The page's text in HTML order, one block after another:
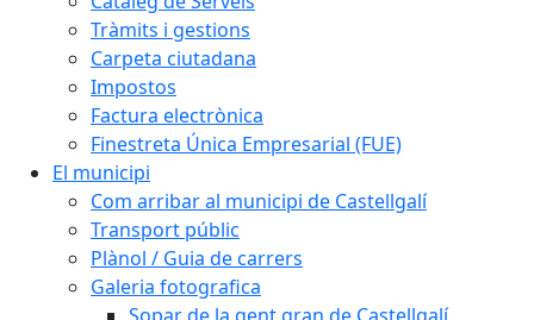
Tràmits i gestions
Carpeta ciutadana
Impostos
Factura electrònica
Finestreta Única Empresarial (FUE)
El municipi
Com arribar al municipi de Castellgalí
Transport públic
Plànol / Guia de carrers
Galeria fotografica